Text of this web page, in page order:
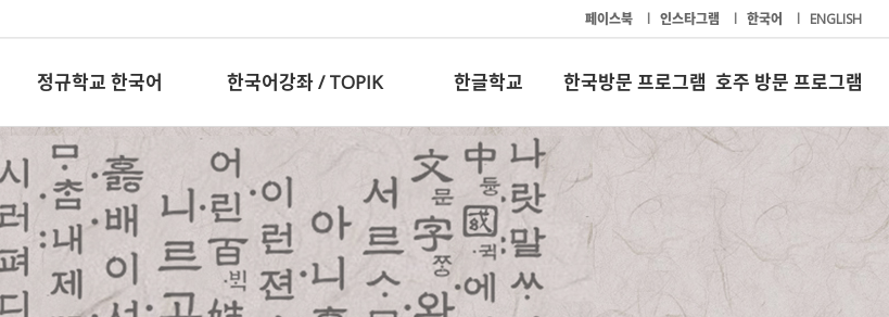
페이스북 l 인스타그램 l 한국어 l ENGLISH
정규학교 한국어 한국어강좌 / TOPIK 한글학교 한국방문 프로그램 호주 방문 프로그램